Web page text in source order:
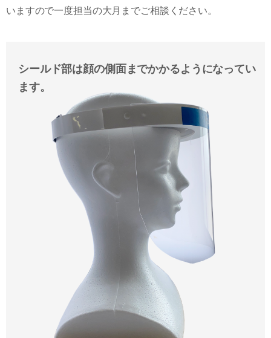
いますので一度担当の大月までご相談ください。
シールド部は顔の側面までかかるようになってい
ます。